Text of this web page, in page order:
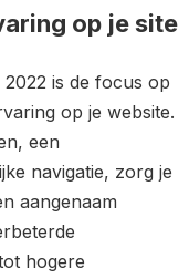
op je site
is de focus op
op je website.
een
navigatie, zorg je
aangenaam
hogere